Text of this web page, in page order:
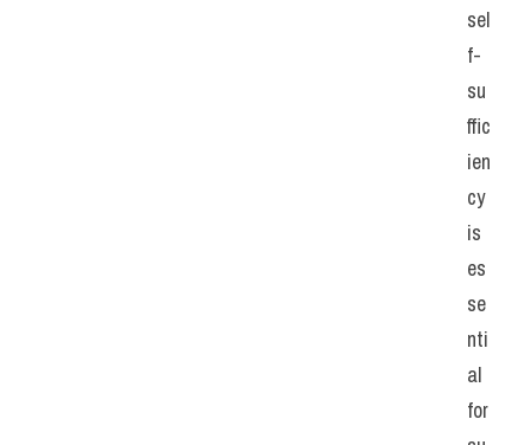
sel
f-
su
ffic
ien
cy
is
es
se
nti
al
for